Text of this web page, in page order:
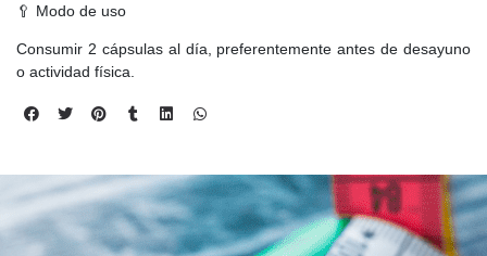
🥄 Modo de uso
Consumir 2 cápsulas al día, preferentemente antes de desayuno
o actividad física.